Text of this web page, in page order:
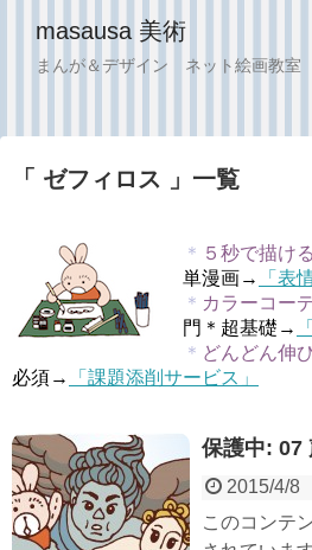
masausa 美術
まんが＆デザイン ネット絵画教室
「 ゼフィロス 」一覧
＊ ５秒で描ける
単漫画→
「表
＊ カラーコー
門＊超基礎→
＊ どんどん伸
必須→
「課題添削サービス」
保護中: 07
2015/4/8
このコンテ